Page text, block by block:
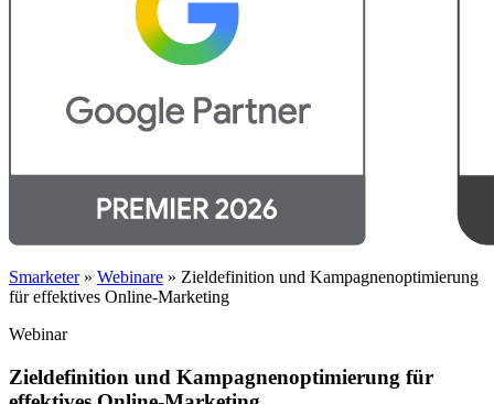
Smarketer» Webinare » Zieldefinition und Kampagnenoptimierung
für effektives Online-Marketing
Webinar
Zieldefinition und Kampagnenoptimierung für